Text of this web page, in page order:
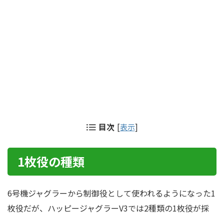
目次 [表示]
1枚役の種類
6号機ジャグラーから制御役として使われるようになった1
枚役だが、ハッピージャグラーV3では2種類の1枚役が採